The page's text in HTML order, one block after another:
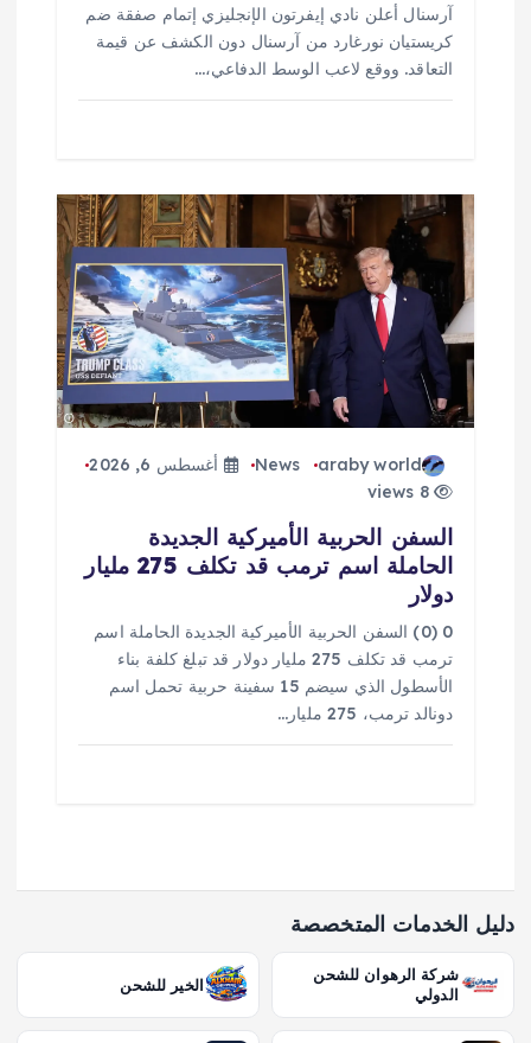
آرسنال أعلن نادي إيفرتون الإنجليزي إتمام صفقة ضم
كريستيان نورغارد من آرسنال دون الكشف عن قيمة
التعاقد. ووقع لاعب الوسط الدفاعي،…
araby world
News
أغسطس 6, 2026
8 views
السفن الحربية الأميركية الجديدة
الحاملة اسم ترمب قد تكلف 275 مليار
دولار
0 (0) السفن الحربية الأميركية الجديدة الحاملة اسم
ترمب قد تكلف 275 مليار دولار قد تبلغ كلفة بناء
الأسطول الذي سيضم 15 سفينة حربية تحمل اسم
دونالد ترمب، 275 مليار…
دليل الخدمات المتخصصة
شركة الرهوان للشحن
الدولي
الخير للشحن